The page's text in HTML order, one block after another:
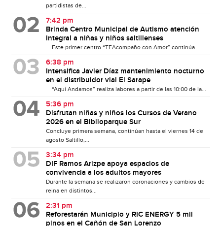
partidistas de...
7:42 pm
Brinda Centro Municipal de Autismo atención
integral a niñas y niños saltillenses
Este primer centro “TEAcompaño con Amor” continúa...
6:38 pm
Intensifica Javier Díaz mantenimiento nocturno
en el distribuidor vial El Sarape
“Aquí Andamos” realiza labores a partir de las 10:00 de la...
5:36 pm
Disfrutan niñas y niños los Cursos de Verano
2026 en el Biblioparque Sur
Concluye primera semana, continúan hasta el viernes 14 de
agosto Saltillo,...
3:34 pm
DIF Ramos Arizpe apoya espacios de
convivencia a los adultos mayores
Durante la semana se realizaron coronaciones y cambios de
reina en distintos...
2:31 pm
Reforestarán Municipio y RIC ENERGY 5 mil
pinos en el Cañón de San Lorenzo